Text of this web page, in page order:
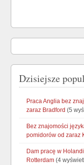
Dzisiejsze
Praca Anglia bez
zaraz Bradford (5
Bez znajomości
pomidorów od zaraz
Dam pracę w
Rotterdam (4